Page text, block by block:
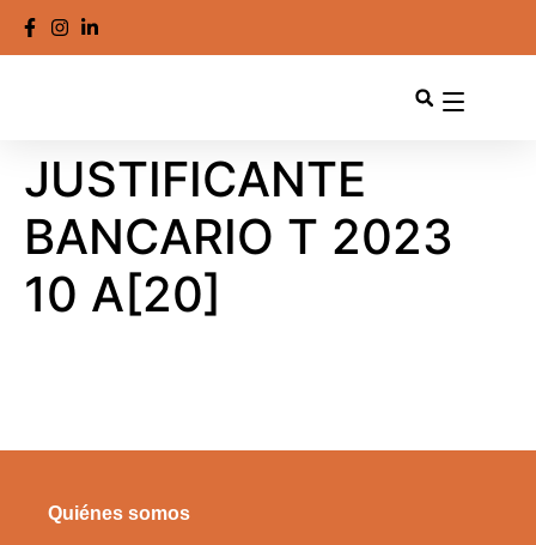
JUSTIFICANTE
BANCARIO T 2023
10 A[20]
Quiénes somos